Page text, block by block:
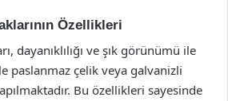
Özellikleri
dayanıklılığı ve şık görünümü ile
paslanmaz çelik veya galvanizli
Bu özellikleri sayesinde